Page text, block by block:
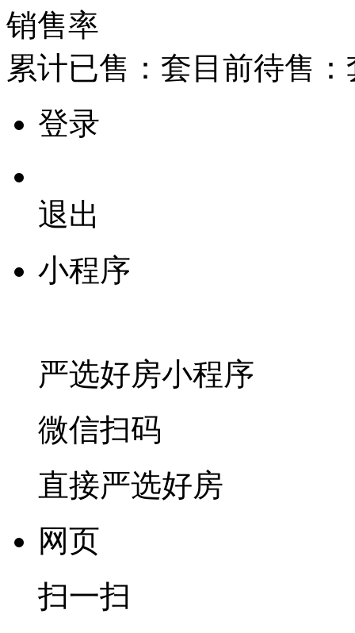
销售率
累计已售： 套 目前待售：
登录
退出
小程序
严选好房小程序
微信扫码
直接严选好房
网页
扫一扫